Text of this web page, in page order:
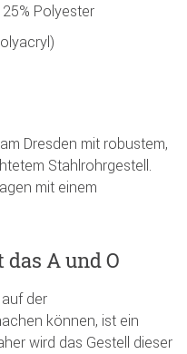
Polyester
Dresden mit robustem,
Stahlrohrgestell.
mit einem
A und O
der
können, ist ein
wird das Gestell dieser